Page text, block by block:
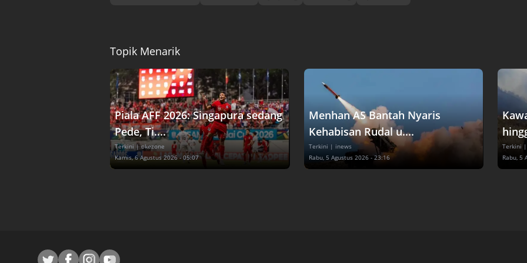
Topik Menarik
Piala AFF 2026: Singapura sedang
Pede, Ti....
Terkini | okezone
Kamis, 6 Agustus 2026 - 05:07
Menhan AS Bantah Nyaris
Kehabisan Rudal u....
Terkini | inews
Rabu, 5 Agustus 2026 - 23:16
Terkini
Rabu, 5